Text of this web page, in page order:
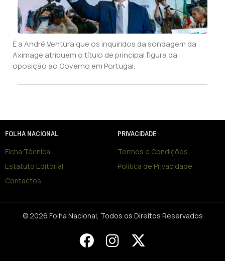
É a André Ventura que os inquiridos da sondagem da
Aximage atribuem o título de principal figura da
oposição ao Governo em Portugal.
FOLHA NACIONAL
Ficha Técnica
Estatuto Editorial
Contactos
PRIVACIDADE
Termos e Condições
Política de Privacidade
© 2026 Folha Nacional, Todos os Direitos Reservados